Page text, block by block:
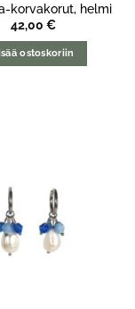
korvakorut, helmi
42,00 €
ostoskoriin